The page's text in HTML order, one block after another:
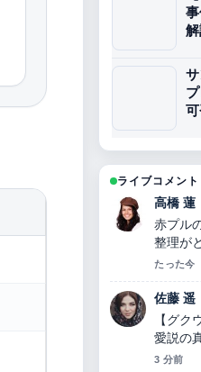
ライブコメント
高橋 蓮
赤プル
整理が
いです。
たった今
佐藤 遥
【グ
愛説の
ってい
3 分前